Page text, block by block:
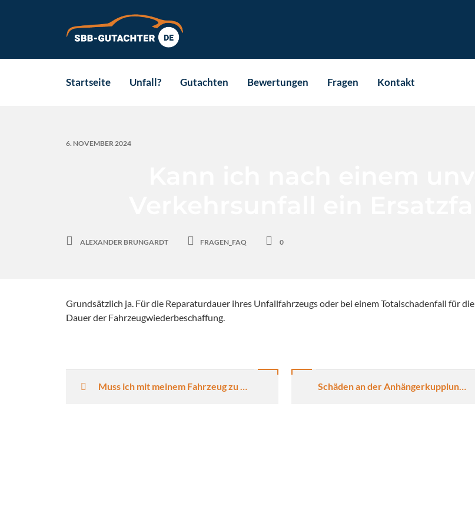
Startseite Unfall? Gutachten Bewertungen Fragen Kontakt
6. NOVEMBER 2024
ALEXANDER BRUNGARDT FRAGEN_FAQ 0
Grundsätzlich ja. Für die Reparaturdauer ihres Unfallfahrzeugs oder bei einem Totalschadenfall für die
Dauer der Fahrzeugwiederbeschaffung.
Muss ich mit meinem Fahrzeug zu einem Sachverständigen fahren?
Schäden an der Anhängerkupplung nach dem Kfz Unfall sind oft nicht sichtbar!